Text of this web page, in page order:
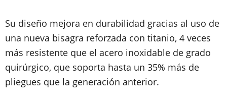
Su diseño mejora en durabilidad gracias al uso de
una nueva bisagra reforzada con titanio, 4 veces
más resistente que el acero inoxidable de grado
quirúrgico, que soporta hasta un 35% más de
pliegues que la generación anterior.